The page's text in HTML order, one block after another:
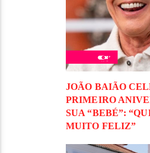
JOÃO BAIÃO
PRIMEIRO
SUA “BEBÉ”:
MUITO FELIZ”